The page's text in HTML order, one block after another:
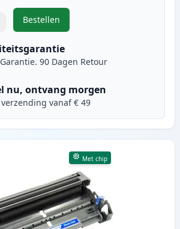
om aan te passen
Bestellen
,Brother TN3170 (TN3130) toner
90 Dagen Retour
nu, ontvang morgen
vanaf € 49
Met chip